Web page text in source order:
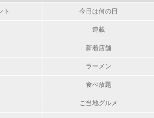
ト 今日は何の日
連載
新着店舗
ラーメン
食べ放題
ご当地グルメ